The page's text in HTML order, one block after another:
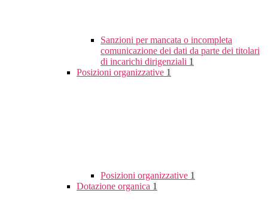
Sanzioni per mancata o incompleta
comunicazione dei dati da parte dei titolari
di incarichi dirigenziali 1
Posizioni organizzative 1
Posizioni organizzative 1
Dotazione organica 1